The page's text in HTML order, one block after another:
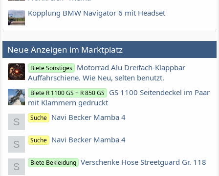
Kopplung BMW Navigator 6 mit Headset
Neue Anzeigen im Marktplatz
Biete Sonstiges Motorrad Alu Dreifach-Klappbar
Auffahrschiene. Wie Neu, selten benutzt.
Biete R 1100 GS + R 850 GS
GS 1100 Seitendeckel im Paar
mit Klammern gedruckt
S Suche Navi Becker Mamba 4
S Suche Navi Becker Mamba 4
S Biete Bekleidung Verschenke Hose Streetguard Gr. 118